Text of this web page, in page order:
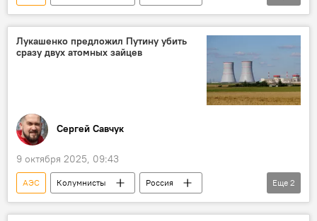
Узбекистан
Росатом
Лукашенко предложил Путину убить
сразу двух атомных зайцев
Сергей Савчук
9 октября 2025, 09:43
АЭС Колумнисты
Россия
Беларусь
БелАЭС
Еще 2